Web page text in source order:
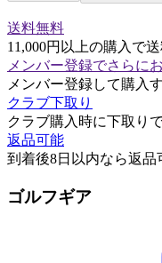
送料無料
11,000円以上の購入で
メンバー登録でさらに
メンバー登録して購入
クラブ下取り
クラブ購入時に下取り
返品可能
到着後8日以内なら返品
ゴルフギア